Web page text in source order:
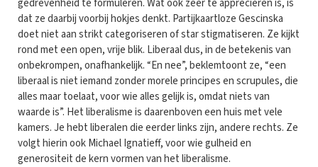
gedrevenheid te formuleren. Wat ook zeer te appreciëren is, is
dat ze daarbij voorbij hokjes denkt. Partijkaartloze Gescinska
doet niet aan strikt categoriseren of star stigmatiseren. Ze kijkt
rond met een open, vrije blik. Liberaal dus, in de betekenis van
onbekrompen, onafhankelijk. “En nee”, beklemtoont ze, “een
liberaal is niet iemand zonder morele principes en scrupules, die
alles maar toelaat, voor wie alles gelijk is, omdat niets van
waarde is”. Het liberalisme is daarenboven een huis met vele
kamers. Je hebt liberalen die eerder links zijn, andere rechts. Ze
volgt hierin ook Michael Ignatieff, voor wie gulheid en
generositeit de kern vormen van het liberalisme.